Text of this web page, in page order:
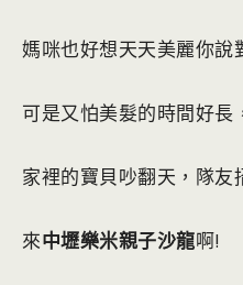
媽咪也好想天天美麗你說
可是又怕美髮的時間好長
家裡的寶貝吵翻天，隊友
來中壢樂米親子沙龍啊!